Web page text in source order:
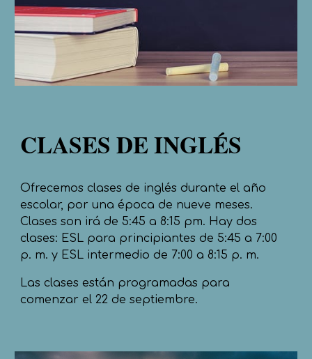
CLASES DE INGLÉS
Ofrecemos clases de inglés durante el año
escolar, por una época de nueve meses.
Clases son irá de 5:45 a 8:15 pm. Hay dos
clases: ESL para principiantes de 5:45 a 7:00
p. m. y ESL intermedio de 7:00 a 8:15 p. m.
Las clases están programadas para
comenzar el 22 de septiembre.